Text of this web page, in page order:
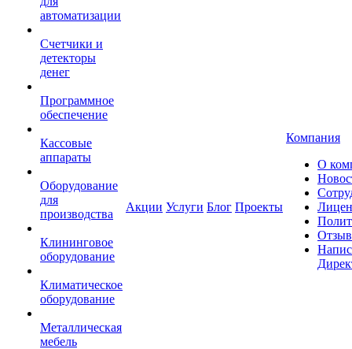
автоматизации
Счетчики и
детекторы
денег
Программное
обеспечение
Кассовые
аппараты
Оборудование
для
производства
Клининговое
оборудование
Климатическое
оборудование
Металлическая
мебель
Акции Услуги Блог Проекты
Компания
О